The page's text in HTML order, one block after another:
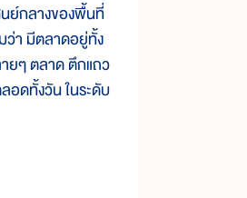
ย์กลางของพื้นที่
ว่า มีตลาดอยู่ทั้ง
ยๆ ตลาด ตึกแถว
อดทั้งวัน ในระดับ